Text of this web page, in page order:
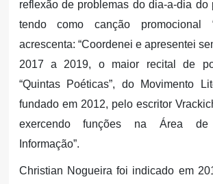
reflexão de problemas do dia-a-dia do
tendo como canção promocional
acrescenta: “Coordenei e apresentei
2017 a 2019, o maior recital de
“Quintas Poéticas”, do Movimento
fundado em 2012, pelo escritor
exercendo funções na Área
Informação”.
Christian Nogueira foi indicado em